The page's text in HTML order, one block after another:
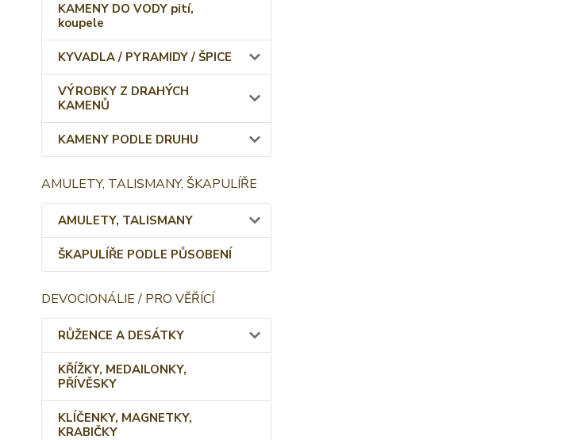
KAMENY DO VODY pití,
koupele
KYVADLA / PYRAMIDY / ŠPICE
VÝROBKY Z DRAHÝCH
KAMENŮ
KAMENY PODLE DRUHU
AMULETY, TALISMANY, ŠKAPULÍŘE
AMULETY, TALISMANY
ŠKAPULÍŘE PODLE PŮSOBENÍ
DEVOCIONÁLIE / PRO VĚŘÍCÍ
RŮŽENCE A DESÁTKY
KŘÍŽKY, MEDAILONKY,
PŘÍVĚSKY
KLÍČENKY, MAGNETKY,
KRABIČKY